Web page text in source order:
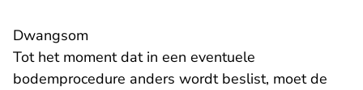
Dwangsom
Tot het moment dat in een eventuele
bodemprocedure anders wordt beslist, moet de